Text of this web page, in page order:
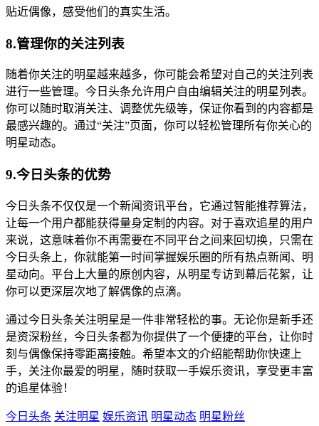
贴近偶像，感受他们的真实生活。
8.管理你的关注列表
随着你关注的明星越来越多，你可能会希望对自己的关注列表
进行一些管理。今日头条允许用户自由编辑关注的明星列表。
你可以随时取消关注、调整优先级等，保证你看到的内容都是
最感兴趣的。通过“关注”页面，你可以轻松管理所有你关心的
明星动态。
9.今日头条的优势
今日头条不仅仅是一个新闻资讯平台，它通过智能推荐算法，
让每一个用户都能获得量身定制的内容。对于喜欢追星的用户
来说，这意味着你不再需要在不同平台之间来回切换，只需在
今日头条上，你就能第一时间掌握娱乐圈的所有热点新闻、明
星动向。平台上大量的原创内容，从明星专访到幕后花絮，让
你可以更深层次地了解偶像的点滴。
通过今日头条关注明星是一件非常轻松的事。无论你是新手还
是资深粉丝，今日头条都为你提供了一个便捷的平台，让你时
刻与偶像保持零距离接触。希望本文的介绍能帮助你快速上
手，关注你最爱的明星，随时获取一手娱乐资讯，享受更丰富
的追星体验！
今日头条 关注明星 娱乐资讯 明星动态 明星粉丝